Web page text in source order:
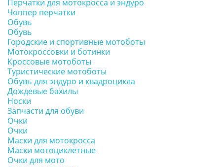
Перчатки для мотокросса и эндуро
Чоппер перчатки
Обувь
Обувь
Городские и спортивные мотоботы
Мотокроссовки и ботинки
Кроссовые мотоботы
Туристические мотоботы
Обувь для эндуро и квадроцикла
Дождевые бахилы
Носки
Запчасти для обуви
Очки
Очки
Маски для мотокросса
Маски мотоциклетные
Очки для мото